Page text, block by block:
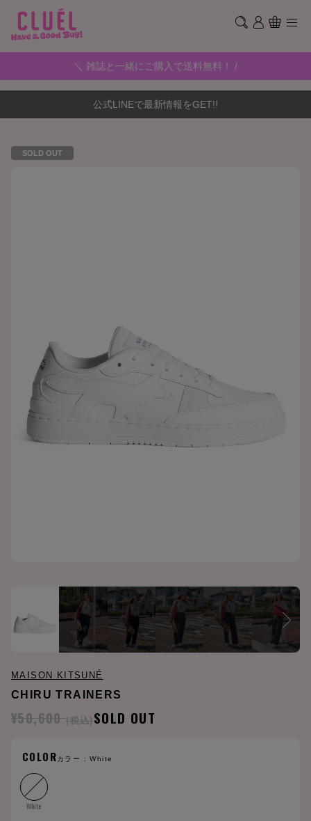
＼ 雑誌と一緒にご購入で送料無料！ /
公式LINEで最新情報をGET!!
SOLD OUT
MAISON KITSUNÉ
CHIRU TRAINERS
¥50,600 (税込)SOLD OUT
COLORカラー :White
White